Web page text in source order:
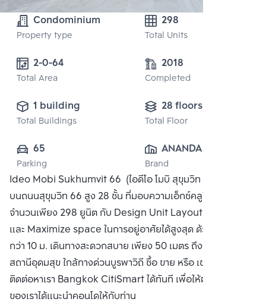
Condominium
Property type
298
Total Units
Total Area
2018
Completed
1 building
Total Buildings
28 floors
Total Floor
65
Parking
ANANDA
DEVELOPMENT
PUBLIC CO.,
LTD.
Brand
Ideo Mobi Sukhumvit 66 (ไอดีโอ โมบิ สุขุมวิท 66) คอนโด
บนถนนสุขุมวิท 66 สูง 28 ชั้น ที่มอบความเอ็กซ์คลูซีฟด้วย
จำนวนเพียง 298 ยูนิต กับ Design Unit Layout ที่กว้างขวาง
และ Maximize space ในการอยู่อาศัยได้สูงสุด ด้วยหน้ากว้าง
กว่า 10 ม. เดินทางสะดวกสบาย เพียง 50 เมตร ถึงรถไฟฟ้า BTS
สถานีอุดมสุข ใกล้ทางด่วนบูรพาวิถี ซื้อ ขาย หรือ เช่าคอนโด
ติดต่อหาเรา Bangkok CitiSmart ได้ทันที เพื่อให้ผู้เชี่ยวชาญ
ของเราได้แนะนำคอนโดให้กับท่าน